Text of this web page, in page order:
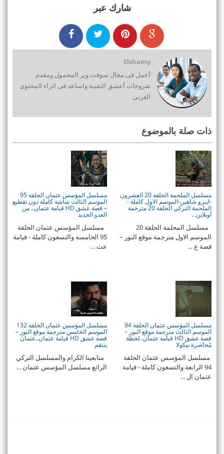
شارك عبر
Elshamy
أعمل فى مجال سوفت وير المحمول ومقدم
شروحات أعشق التقنية واساعد فى اثراء المحتوى
العربى
ذات صلة بالموضوع
مسلسل الملحمة الحلقة 20 العشرون
-ايبرو شاهين-الموسم الاول كاملة -
الملحمة التركي الحلقة 20 مترجمة
أونلاين...
مسلسل المحلمة الحلقة 20
الموسم الاول مترجمة موقع النور –
قصة ع ...
مسلسل المؤسس عثمان الحلقة 95
الموسم الثالث شاشة كاملة دون تقطيع
– قصة عشق HD قيامة عثمان.. من
العدو الجديد
مسلسل المؤسس عثمان الحلقة
95 الخامسة والتسعون كاملة - قيامة
عث ...
مسلسل المؤسس عثمان الحلقة 94
الموسم الثالث مترجمة موقع النور –
قصة عشق HD قيامة عثمان..لحظة
مُحاصرة نيكولا
مسلسل المؤسس عثمان الحلقة
94 الرابعة والتسعون كاملة - قيامة
عثمان ال ...
مسلسل المؤسس عثمان الحلقة 132
الموسم الخامس مترجمة موقع النور –
قصة عشق HD قيامة عثمان..عثمان
ينتقم
متابعينا الكرام والمسلسل التركي
الرائع مسلسل المؤسس عثمان ...